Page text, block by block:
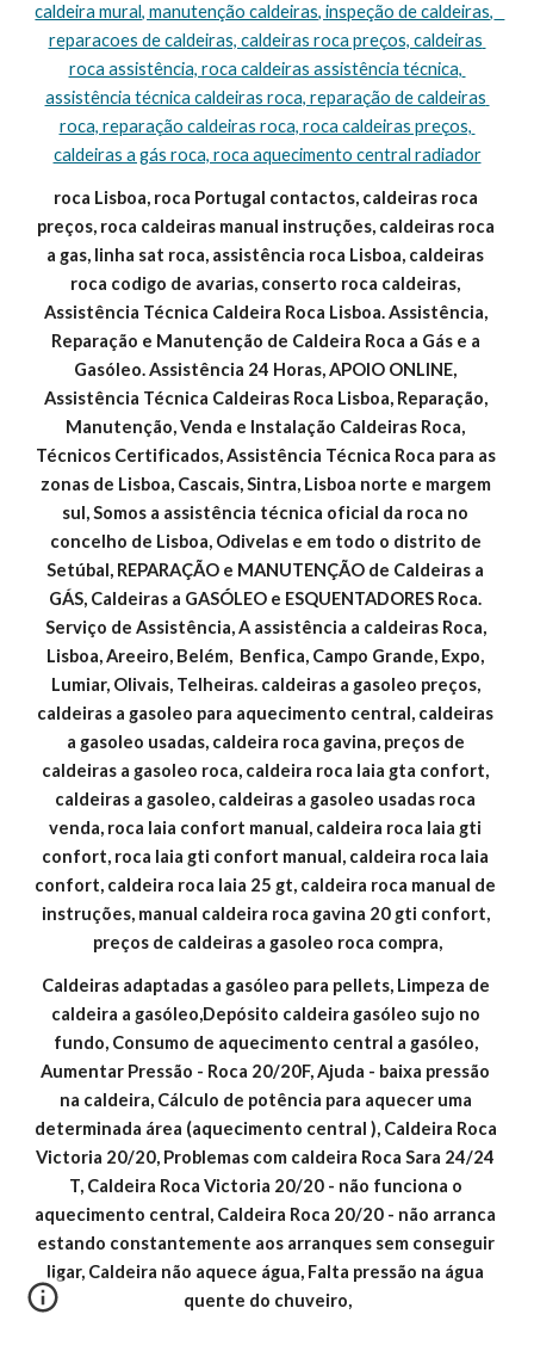
caldeira mural, manutenção caldeiras, inspeção de caldeiras,
reparacoes de caldeiras, caldeiras roca preços, caldeiras
roca assistência, roca caldeiras assistência técnica,
assistência técnica caldeiras roca, reparação de caldeiras
roca, reparação caldeiras roca, roca caldeiras preços,
caldeiras a gás roca, roca aquecimento central radiador
roca Lisboa, roca Portugal contactos, caldeiras roca
preços, roca caldeiras manual instruções, caldeiras roca
a gas, linha sat roca, assistência roca Lisboa, caldeiras
roca codigo de avarias, conserto roca caldeiras,
Assistência Técnica Caldeira Roca Lisboa. Assistência,
Reparação e Manutenção de Caldeira Roca a Gás e a
Gasóleo. Assistência 24 Horas, APOIO ONLINE,
Assistência Técnica Caldeiras Roca Lisboa, Reparação,
Manutenção, Venda e Instalação Caldeiras Roca,
Técnicos Certificados, Assistência Técnica Roca para as
zonas de Lisboa, Cascais, Sintra, Lisboa norte e margem
sul, Somos a assistência técnica oficial da roca no
concelho de Lisboa, Odivelas e em todo o distrito de
Setúbal, REPARAÇÃO e MANUTENÇÃO de Caldeiras a
GÁS, Caldeiras a GASÓLEO e ESQUENTADORES Roca.
Serviço de Assistência, A assistência a caldeiras Roca,
Lisboa, Areeiro, Belém,  Benfica, Campo Grande, Expo,
Lumiar, Olivais, Telheiras. caldeiras a gasoleo preços,
caldeiras a gasoleo para aquecimento central, caldeiras
a gasoleo usadas, caldeira roca gavina, preços de
caldeiras a gasoleo roca, caldeira roca laia gta confort,
caldeiras a gasoleo, caldeiras a gasoleo usadas roca
venda, roca laia confort manual, caldeira roca laia gti
confort, roca laia gti confort manual, caldeira roca laia
confort, caldeira roca laia 25 gt, caldeira roca manual de
instruções, manual caldeira roca gavina 20 gti confort,
preços de caldeiras a gasoleo roca compra,
Caldeiras adaptadas a gasóleo para pellets, Limpeza de
caldeira a gasóleo,Depósito caldeira gasóleo sujo no
fundo, Consumo de aquecimento central a gasóleo,
Aumentar Pressão - Roca 20/20F, Ajuda - baixa pressão
na caldeira, Cálculo de potência para aquecer uma
determinada área (aquecimento central ), Caldeira Roca
Victoria 20/20, Problemas com caldeira Roca Sara 24/24
T, Caldeira Roca Victoria 20/20 - não funciona o
aquecimento central, Caldeira Roca 20/20 - não arranca
estando constantemente aos arranques sem conseguir
ligar, Caldeira não aquece água, Falta pressão na água
quente do chuveiro,